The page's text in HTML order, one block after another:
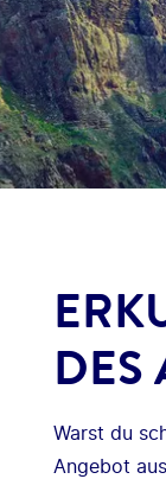
DES
Warst du
Angebot